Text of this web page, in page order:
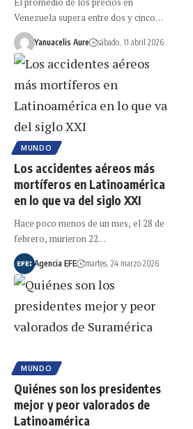
Venezuela supera entre dos y cinco…
Yanuacelis Aure sábado, 11 abril 2026
MUNDO
Los accidentes aéreos más
mortíferos en Latinoamérica
en lo que va del siglo XXI
Hace poco menos de un mes, el 28 de
febrero, murieron 22…
Agencia EFE martes, 24 marzo 2026
MUNDO
Quiénes son los presidentes
mejor y peor valorados de
Latinoamérica